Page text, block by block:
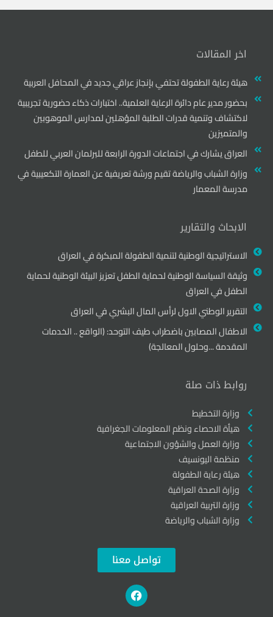
اخر المقالات
هيئة رعاية الطفولة تحتفي بإنجاز عراقي جديد في المحافل العربية
بحضور مدير عام دائرة الرعاية العلمية.. اختبارات ذكاء حضورية تجريبية
لاكتشاف وتنمية قدرات الطلبة المؤهلين لمدارس الموهوبين
والمتميزين
العراق يشارك في اجتماعات الدورة الرابعة للبرلمان العربي للطفل
وزارة الشباب والرياضة تقيم ورشة تعريفية عن العمارة التكعيبية في
مدرسة المعمار
الابحاث والتقارير
الاستراتيجية الوطنية لتنمية الطفولة المبكرة في العراق
وثيقة السياسة الوطنية لحماية الطفل تعزيز البيئة الوطنية لحماية
الطفل في العراق
التقرير الوطني الاول لرأس المال البشري في العراق
الاطفال المصابين باضطراب طيف التوحد: (الواقع .. الخدمات
المقدمة ...وحلول المعالجة)
روابط ذات صلة
وزارة التخطيط
هيأة الاحصاء ونظم المعلومات الجغرافية
وزارة العمل والشؤون الاجتماعية
منظمة اليونسيف
هيئة رعاية الطفولة
وزارة الصحة العراقية
وزارة التربية العراقية
وزارة الشباب والرياضة
تواصل معنا